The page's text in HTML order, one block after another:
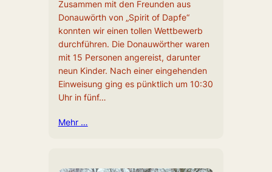
Zusammen mit den Freunden aus
Donauwörth von „Spirit of Dapfe“
konnten wir einen tollen Wettbewerb
durchführen. Die Donauwörther waren
mit 15 Personen angereist, darunter
neun Kinder. Nach einer eingehenden
Einweisung ging es pünktlich um 10:30
Uhr in fünf…
Mehr …